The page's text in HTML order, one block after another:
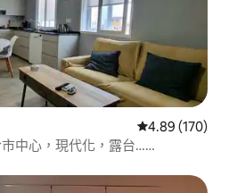
從 170 則評價
4.89 (170)
中心，現代化，露台……